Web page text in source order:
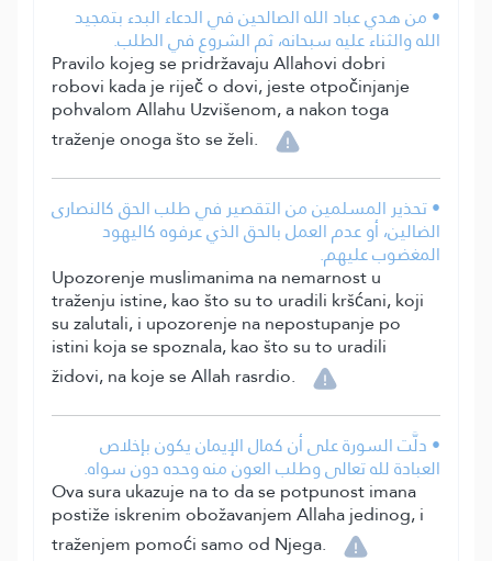
• من هدي عباد الله الصالحين في الدعاء البدء بتمجيد
الله والثناء عليه سبحانه، ثم الشروع في الطلب.
Pravilo kojeg se pridržavaju Allahovi dobri
robovi kada je riječ o dovi, jeste otpočinjanje
pohvalom Allahu Uzvišenom, a nakon toga
traženje onoga što se želi.
• تحذير المسلمين من التقصير في طلب الحق كالنصارى
الضالين، أو عدم العمل بالحق الذي عرفوه كاليهود
المغضوب عليهم.
Upozorenje muslimanima na nemarnost u
traženju istine, kao što su to uradili kršćani, koji
su zalutali, i upozorenje na nepostupanje po
istini koja se spoznala, kao što su to uradili
židovi, na koje se Allah rasrdio.
• دلَّت السورة على أن كمال الإيمان يكون بإخلاص
العبادة لله تعالى وطلب العون منه وحده دون سواه.
Ova sura ukazuje na to da se potpunost imana
postiže iskrenim obožavanjem Allaha jedinog, i
traženjem pomoći samo od Njega.